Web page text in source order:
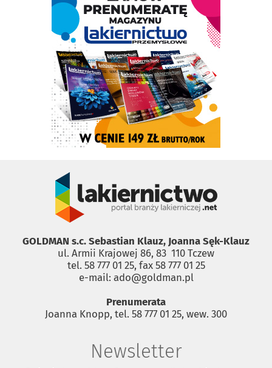
GOLDMAN s.c. Sebastian Klauz, Joanna Sęk-Klauz
ul. Armii Krajowej 86, 83 ­ 110 Tczew
tel. 58 777 01 25, fax 58 777 01 25
e-mail: ado@goldman.pl
Prenumerata
Joanna Knopp, tel. 58 777 01 25, wew. 300
Newsletter